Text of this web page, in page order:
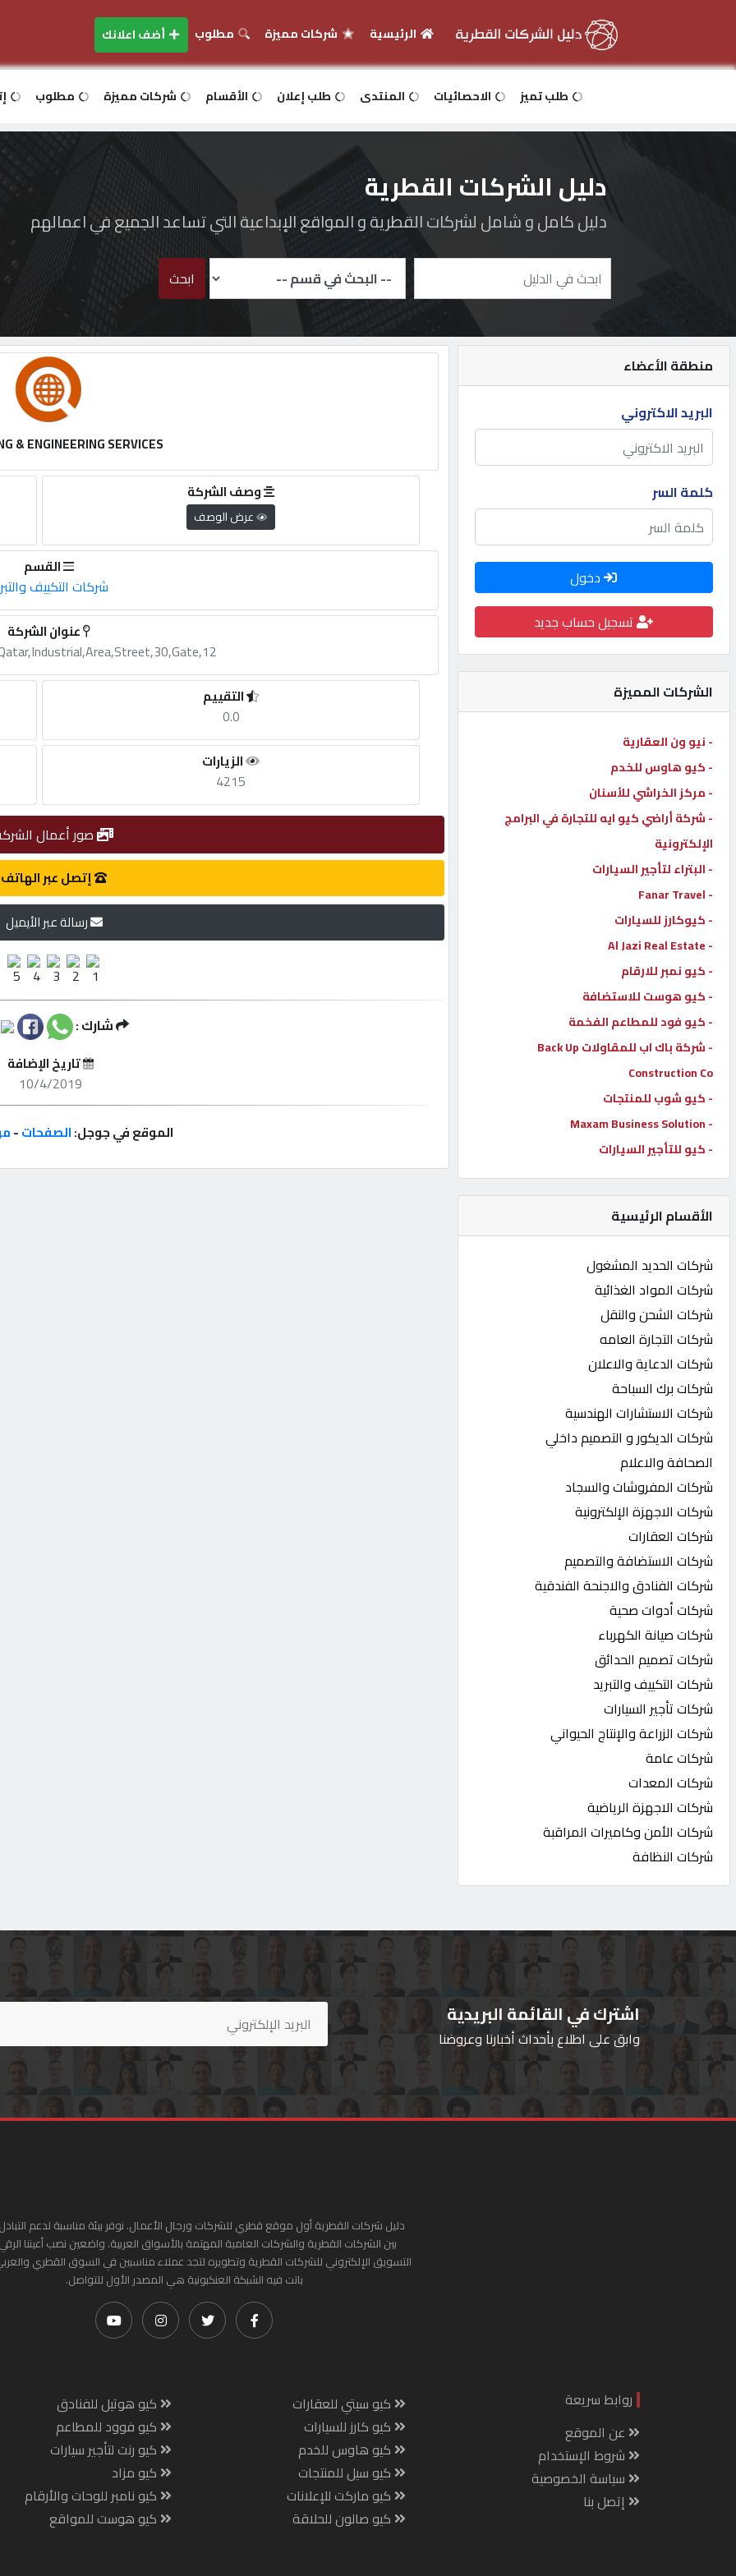
دخول
اعلانك
مطلوب
طلب
الاحصائيات
الأقسام
شركات
مميزة
إبحث
إتصل
بنا
إعلانات
المنتدى
كيو
مزاد
كيو
نمبر
كيو
كارز
كيو
ماركت
الدليل
القطري
POWERED
QHOST
الرئيسية شركات مميزة مطلوب أضف اعلانك
طلب تميز الاحصائيات المنتدى طلب إعلان الأقسام شركات مميزة مطلوب
دليل الشركات القطرية
دليل كامل و شامل لشركات القطرية و المواقع الإبداعية التي تساعد الجميع في اعمالهم
ابحث
منطقة الأعضاء
البريد الاكتروني
كلمة السر
دخول
تسجيل حساب جديد
الشركات المميزة
- نيو ون العقارية
- كيو هاوس للخدم
- مركز الخراشي للأسنان
- شركة أراضي كيو ايه للتجارة في البرامج
الإلكترونية
- البتراء لتأجير السيارات
- Fanar Travel
- كيوكارز للسيارات
- Al Jazi Real Estate
- كيو نمبر للارقام
- كيو هوست للاستضافة
- كيو فود للمطاعم الفخمة
- شركة باك اب للمقاولات Back Up
Construction Co
- كيو شوب للمنتجات
- Maxam Business Solution
- كيو للتأجير السيارات
الأقسام الرئيسية
شركات الحديد المشغول
شركات المواد الغذائية
شركات الشحن والنقل
شركات التجارة العامه
شركات الدعاية والاعلان
شركات برك السباحة
شركات الاستشارات الهندسية
شركات الديكور و التصميم داخلي
الصحافة والاعلام
شركات المفروشات والسجاد
شركات الاجهزة الإلكترونية
شركات العقارات
شركات الاستضافة والتصميم
شركات الفنادق والاجنحة الفندقية
شركات أدوات صحية
شركات صيانة الكهرباء
شركات تصميم الحدائق
شركات التكييف والتبريد
شركات تأجير السيارات
شركات الزراعة والإنتاج الحيواني
شركات عامة
شركات المعدات
شركات الاجهزة الرياضية
شركات الأمن وكاميرات المراقبة
شركات النظافة
& ENGINEERING SERVICES
وصف الشركة
عرض الوصف
القسم
شركات التكييف
عنوان الشركة
التقييم
0.0
الزيارات
4215
صور أعمال
إتصل عبر الهاتف
رسالة عبر الأيميل
شارك :
تاريخ الإضافة
10/4/2019
الموقع في جوجل:الصفحات-
اشترك في القائمة البريدية
وابق على اطلاع بأحداث أخبارنا وعروضنا
دليل شركات القطرية أول موقع قطري للشركات ورجال الأعمال. نوفر بيئة مناسبة لدعم
بين الشركات القطرية والشركات العامية المهتمة بالأسواق العربية. واضعين نصب أعيننا
التسويق الإلكتروني للشركات القطرية وتطويره لتجد عملاء مناسبين في السوق القطري
باتت فيه الشبكة العنكبونية هي المصدر الأول للتواصل.
روابط سريعة
عن الموقع
شروط الإستخدام
سياسة الخصوصية
إتصل بنا
كيو سيتي للعقارات
كيو كارز للسيارات
كيو هاوس للخدم
كيو سيل للمنتجات
كيو ماركت للإعلانات
كيو صالون للحلاقة
كيو هوتيل للفنادق
كيو فوود للمطاعم
كيو رنت لتأجير سيارات
كيو مزاد
كيو نامبر للوحات والأرقام
كيو هوست للمواقع